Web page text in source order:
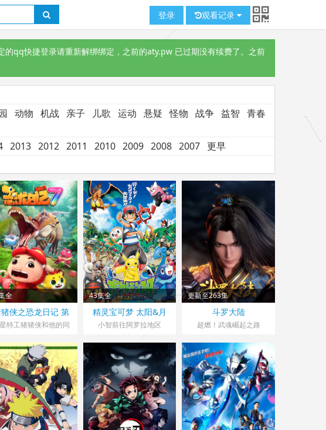
登录 观看记录
的qq快捷登录请重新解绑绑定，之前的aty.pw 已过期没有续费了。之前
动物 机战 亲子 儿歌 运动 悬疑 怪物 战争 益智 青春
2013 2012 2011 2010 2009 2008 2007 更早
全
侠之恐龙日记 第
七季
特工猪猪侠和他的同
43集全
精灵宝可梦 太阳&月
亮
小智前往阿罗拉地区
更新至263集
斗罗大陆
超燃！武魂崛起之路